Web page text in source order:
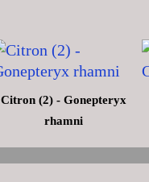
Citron (2) - Gonepteryx
rhamni